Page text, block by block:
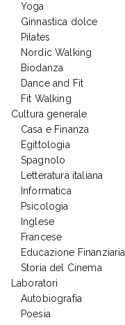
Yoga
Ginnastica dolce
Pilates
Nordic Walking
Biodanza
Dance and Fit
Fit Walking
Cultura generale
Casa e Finanza
Egittologia
Spagnolo
Letteratura italiana
Informatica
Psicologia
Inglese
Francese
Educazione Finanziaria
Storia del Cinema
Laboratori
Autobiografia
Poesia